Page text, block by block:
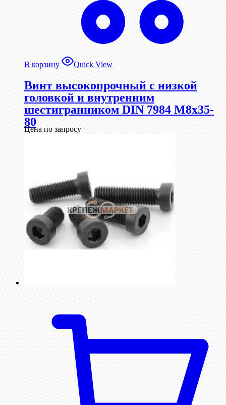
В корзину Quick View
Винт высокопрочный с низкой
головкой и внутренним
шестигранником DIN 7984 М8х35-
80
Цена по запросу